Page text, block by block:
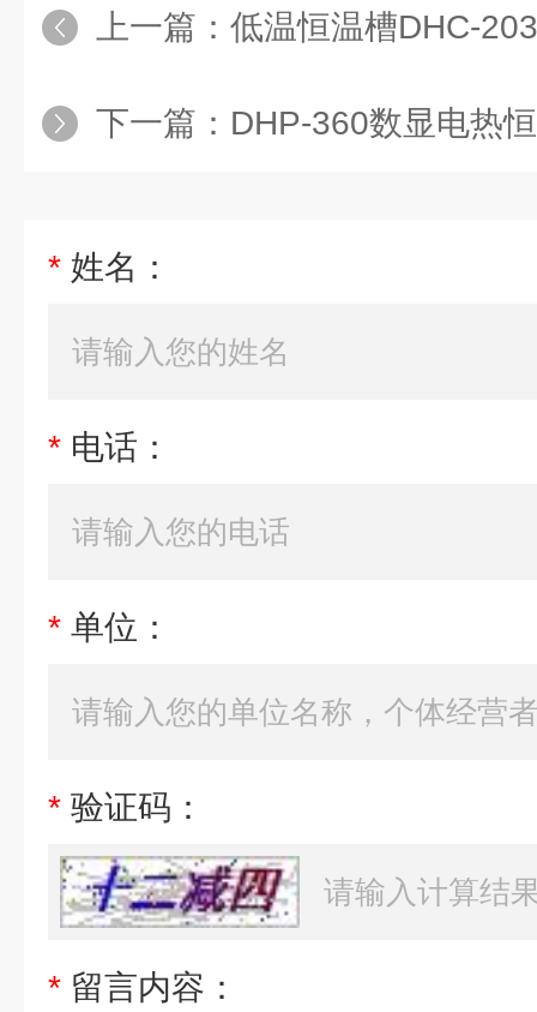
上一篇： 低温恒温槽DHC-
下一篇： DHP-360数显电热
* 姓名：
* 电话：
* 单位：
* 验证码：
* 留言内容：